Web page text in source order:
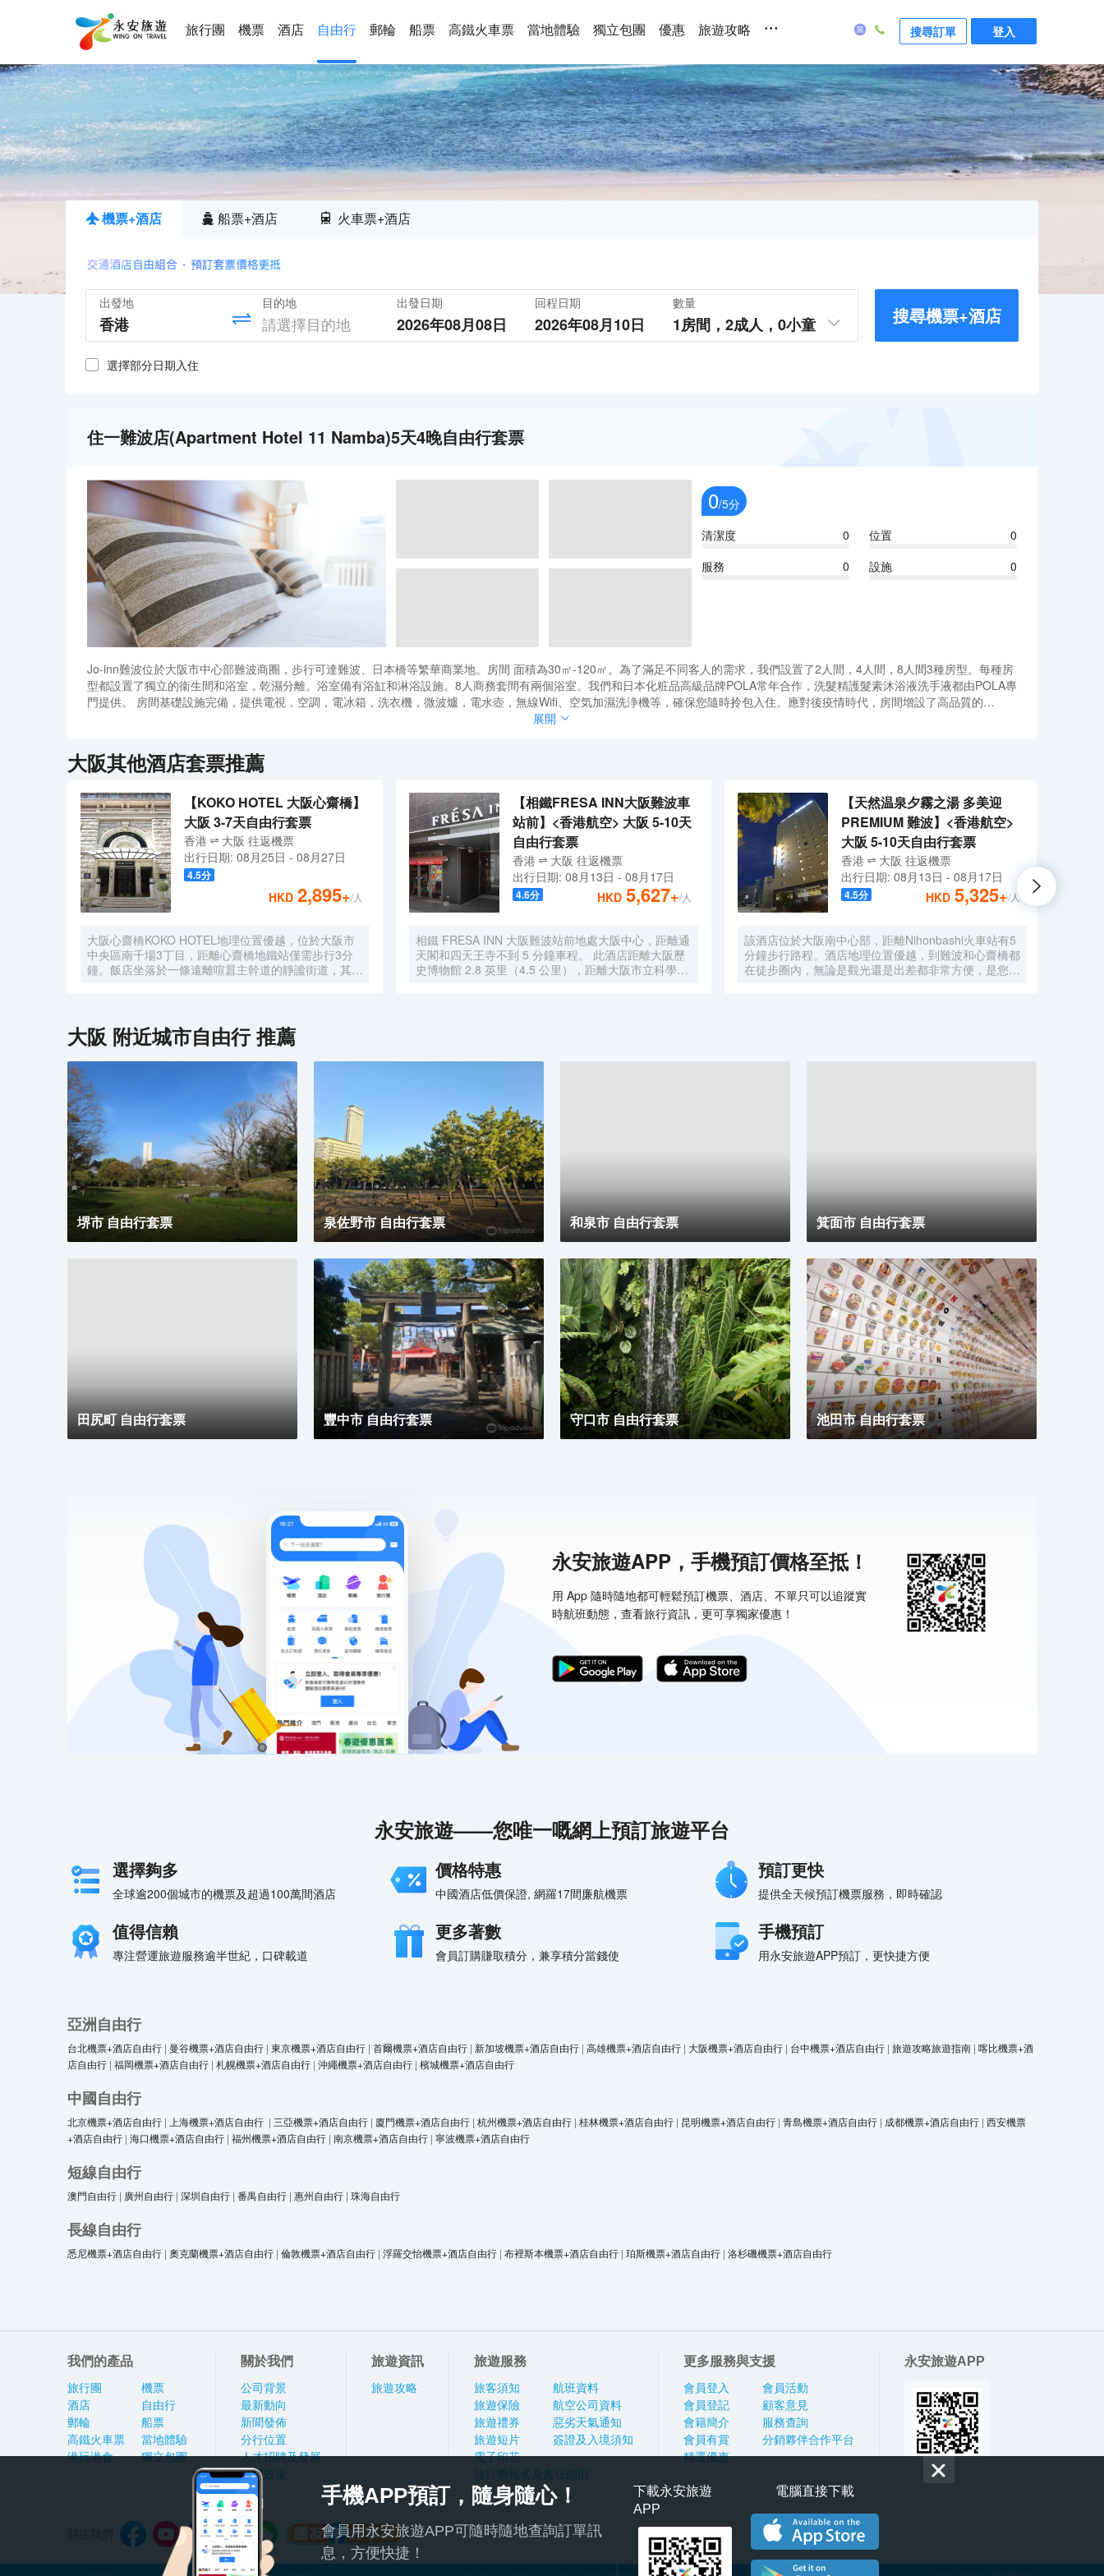
旅行團 機票 酒店 自由行 郵輪 船票 高鐵火車票 當地體驗 獨立包團 優惠 旅遊攻略 ... 搜尋訂單 登入
機票+酒店 船票+酒店 火車票+酒店
出發地 目的地 出發日期
2026年08月08日
回程日期
2026年08月10日
數量
1房間， 2成人， 0小童 搜尋機票+酒店
選擇部分日期入住
住一難波店(Apartment Hotel 11 Namba)5天4晚自由行套票
0/5分
清潔度
0 位置
0
服務
0 設施 0
Jo-inn難波位於大阪市中心部難波商圈，步行可達難波、日本橋等繁華商業地。房間 面積為30㎡-120㎡。為了滿足不同客人的需求，我們設置了2人間，4人間，8人間3種房型。每種房
型都設置了獨立的衞生間和浴室，乾濕分離。浴室備有浴缸和淋浴設施。8人商務套間有兩個浴室。我們和日本化粧品高級品牌POLA常年合作，洗髮精護髮素沐浴液洗手液都由POLA專
門提供。 房間基礎設施完備，提供電視，空調，電冰箱，洗衣機，微波爐，電水壺，無線Wifi、空気加濕洗浄機等，確保您隨時拎包入住。應對後疫情時代，房間增設了高品質的
Panasonic產空氣加濕清新機。保證室內空氣清新。我們與日本專業清掃公司、布草公司合作，確保客人退房後立即進行認真徹底的清掃和更換床單、被單、浴巾，牙膏牙刷等物品，保
Jo-inn難波位於大阪市中心部難波商圈，步行可達難波、日本橋等繁華商業地。房間 面積為30㎡-120㎡。為了滿足不同客人的需求，我們設置了2人間，4人間，8人間3種房型。每種房
門提供。 房間基礎設施完備，提供電視，空調，電冰箱，洗衣機，微波爐，電水壺，無線Wifi、空気加濕洗浄機等，確保您隨時拎包入住。應對後疫情時代，房間增設了高品質的
Panasonic產空氣加濕清新機。保證室內空氣清新。我們與日本專業清掃公司、布草公司合作，確保客人退房後立即進行認真徹底的清掃和更換床單、被單、浴巾，牙膏牙刷等物品，保
展開
大阪其他酒店套票推薦
【KOKO HOTEL 大阪心齋橋】
大阪 3-7天自由行套票
香港 大阪 往返機票
出行日期: 08月25日 - 08月27日
4.5分
HKD 2,895+/人
大阪心齋橋KOKO HOTEL地理位置優越，位於大阪市
中央區南千場3丁目，距離心齋橋地鐵站僅需步行3分
鐘。飯店坐落於一條遠離喧囂主幹道的靜謐街道，其宏
【相鐵FRESA INN大阪難波車
站前】<香港航空> 大阪 5-10天
自由行套票
香港 大阪 往返機票
出行日期: 08月13日 - 08月17日
4.6分 HKD 5,627+/人
相鐵 FRESA INN 大阪難波站前地處大阪中心，距離通
天閣和四天王寺不到 5 分鐘車程。 此酒店距離大阪歷
史博物館 2.8 英里（4.5 公里），距離大阪市立科學館
的卧床備有羽絨被和高檔床上用品。提供免費有線和無
泡浴缸和免費洗浴用品。
【天然温泉夕霧之湯 多美迎
PREMIUM 難波】<香港航空>
大阪 5-10天自由行套票
香港 大阪 往返機票
出行日期: 08月13日 - 08月17日
4.5分 HKD 5,325+/人
該酒店位於大阪南中心部，距離Nihonbashi火車站有5
分鐘步行路程。酒店地理位置優越，到難波和心齋橋都
在徒步圈內，無論是觀光還是出差都非常方便，是您來
大阪 附近城市自由行 推薦
堺市 自由行套票 泉佐野市 自由行套票 和泉市 自由行套票 箕面市 自由行套票
田尻町 自由行套票 豐中市 自由行套票 守口市 自由行套票 池田市 自由行套票
永安旅遊APP，手機預訂價格至抵！
用 App 隨時隨地都可輕鬆預訂機票、酒店、不單只可以追蹤實
時航班動態，查看旅行資訊，更可享獨家優惠！
永安旅遊——您唯一嘅網上預訂旅遊平台
選擇夠多
全球逾200個城市的機票及超過100萬間酒店
價格特惠
中國酒店低價保證, 網羅17間廉航機票
預訂更快
提供全天候預訂機票服務，即時確認
值得信賴
專注營運旅遊服務逾半世紀，口碑載道
更多著數
會員訂購賺取積分，兼享積分當錢使
手機預訂
用永安旅遊APP預訂，更快捷方便
亞洲自由行
台北機票+酒店自由行 | 曼谷機票+酒店自由行 | 東京機票+酒店自由行 | 首爾機票+酒店自由行 | 新加坡機票+酒店自由行 | 高雄機票+酒店自由行 | 大阪機票+酒店自由行 | 台中機票+酒店自由行 | 旅遊攻略旅遊指南 | 喀比機票+酒
店自由行 | 福岡機票+酒店自由行 | 札幌機票+酒店自由行 | 沖繩機票+酒店自由行 | 檳城機票+酒店自由行
中國自由行
北京機票+酒店自由行 | 上海機票+酒店自由行 | 三亞機票+酒店自由行 | 廈門機票+酒店自由行 | 杭州機票+酒店自由行 | 桂林機票+酒店自由行 | 昆明機票+酒店自由行 | 青島機票+酒店自由行 | 成都機票+酒店自由行 | 西安機票
+酒店自由行 | 海口機票+酒店自由行 | 福州機票+酒店自由行 | 南京機票+酒店自由行 | 寧波機票+酒店自由行
短線自由行
澳門自由行 | 廣州自由行 | 深圳自由行 | 番禺自由行 | 惠州自由行 | 珠海自由行
長線自由行
悉尼機票+酒店自由行 | 奧克蘭機票+酒店自由行 | 倫敦機票+酒店自由行 | 浮羅交怡機票+酒店自由行 | 布裡斯本機票+酒店自由行 | 珀斯機票+酒店自由行 | 洛杉磯機票+酒店自由行
我們的產品
旅行團
酒店
郵輪
高鐵火車票
港玩港食
機票
自由行
船票
當地體驗
獨立包團
關於我們
公司背景
最新動向
新聞發佈
分行位置
人才招聘及發展
私隱政策
旅遊資訊
旅遊攻略
旅遊服務
旅客須知
旅遊保險
旅遊禮券
旅遊短片
電子印花
航班資料
航空公司資料
惡劣天氣通知
簽證及入境須知
旅行團報名及責任細則
更多服務與支援
會員登入
會員登記
會籍簡介
會員有賞
精選優惠
會員活動
顧客意見
服務查詢
分銷夥伴合作平台
永安旅遊APP
手機APP預訂，隨身隨心！
會員用永安旅遊APP可隨時隨地查詢訂單訊
息，方便快捷！
下載永安旅遊
APP
電腦直接下載